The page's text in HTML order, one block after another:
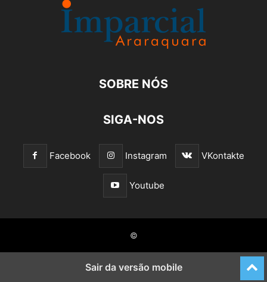
SOBRE NÓS
SIGA-NOS
Facebook Instagram VKontakte
Youtube
©
Sair da versão mobile